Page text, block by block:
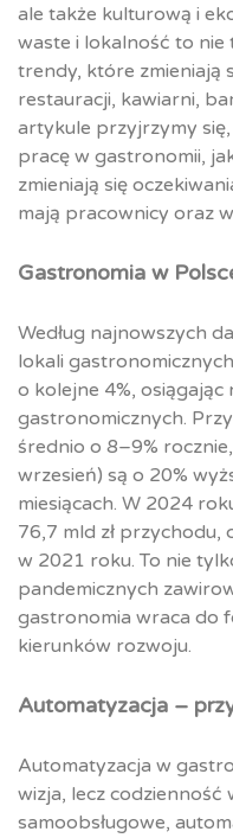
ale także kulturową i
waste i lokalność to nie
trendy, które zmieniają
restauracji, kawiarni,
artykule przyjrzymy
pracę w gastronomii,
zmieniają się
mają pracownicy oraz
Gastronomia w
Według najnowszych
lokali
o kolejne 4%,
gastronomicznych.
średnio o 8–9%
wrzesień) są o 20%
miesiącach. W 2024
76,7 mld zł przychodu,
w 2021 roku. To nie
pandemicznych
gastronomia wraca do
kierunków rozwoju.
Automatyzacja –
Automatyzacja w
wizja, lecz codzienność
samoobsługowe,